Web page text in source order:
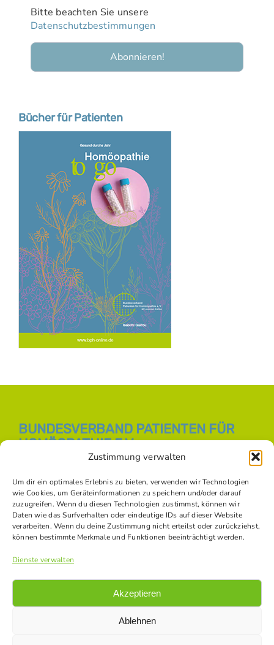
Zustimmung verwalten
Um dir ein optimales Erlebnis zu bieten, verwenden wir Technologien
wie Cookies, um Geräteinformationen zu speichern und/oder darauf
zuzugreifen. Wenn du diesen Technologien zustimmst, können wir
Daten wie das Surfverhalten oder eindeutige IDs auf dieser Website
verarbeiten. Wenn du deine Zustimmung nicht erteilst oder zurückziehst,
können bestimmte Merkmale und Funktionen beeinträchtigt werden.
Dienste verwalten
Akzeptieren
Ablehnen
Bitte beachten Sie unsere
Datenschutzbestimmungen
Bücher für Patienten
BUNDESVERBAND PATIENTEN FÜR
HOMÖOPATHIE E.V.
E-Mail:
info [at] bph-online.de
Webseite:Homöopathie Online
SOZIALE NETZWERKE